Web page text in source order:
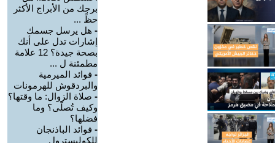
برجك من الأبراج الأكثر
حظً ...
- هل يرسل جسمك
إشارات تدل على أنك
بصحة جيدة؟ 12 علامة
مطمئنة ل ...
- فوائد الميرمية
والبردقوش للهرمونات
- صلاة الزوال: ما وقتها؟
وكيف تُصلّى؟ وما
فضلها؟
- فوائد الباذنجان
للكوليسترول